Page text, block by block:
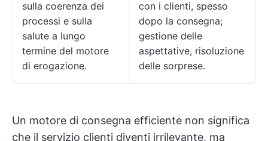
sulla coerenza dei
processi e sulla
salute a lungo
termine del motore
di erogazione.
con i clienti, spesso
dopo la consegna;
gestione delle
aspettative, risoluzione
delle sorprese.
Un motore di consegna efficiente non significa
che il servizio clienti diventi irrilevante, ma